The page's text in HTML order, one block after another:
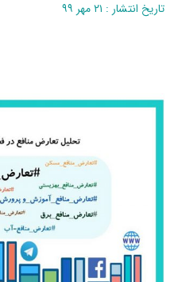
تاریخ انتشار : ۲۱ مهر ۹۹